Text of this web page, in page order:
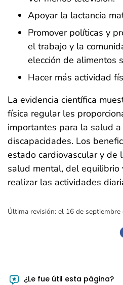
Apoyar la lactancia
Promover políticas y
el trabajo y la
elección de alimentos
Hacer más actividad
La evidencia científica
física regular les
importantes para la salud
discapacidades. Los
estado cardiovascular y de
salud mental, del equilibrio
realizar las actividades
Última revisión: el 16 de
¿Le fue útil esta página?